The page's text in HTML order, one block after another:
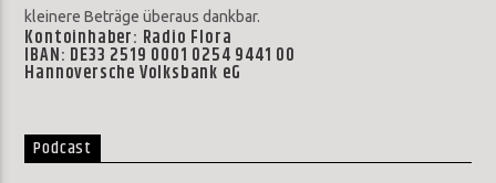
kleinere Beträge überaus dankbar.
Kontoinhaber: Radio Flora
IBAN: DE33 2519 0001 0254 9441 00
Hannoversche Volksbank eG
Podcast